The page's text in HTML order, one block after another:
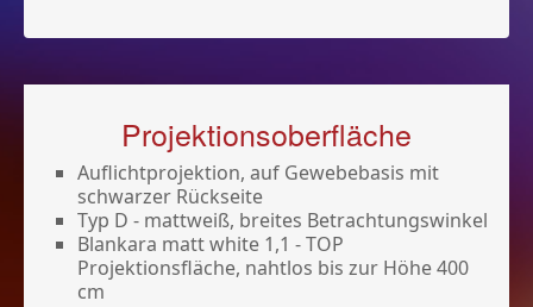
Projektionsoberfläche
Auflichtprojektion, auf Gewebebasis mit
schwarzer Rückseite
Typ D - mattweiß, breites Betrachtungswinkel
Blankara matt white 1,1 - TOP
Projektionsfläche, nahtlos bis zur Höhe 400
cm